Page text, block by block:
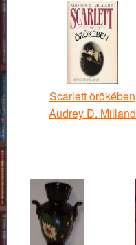
Scarlett örökében
Audrey D. Milland